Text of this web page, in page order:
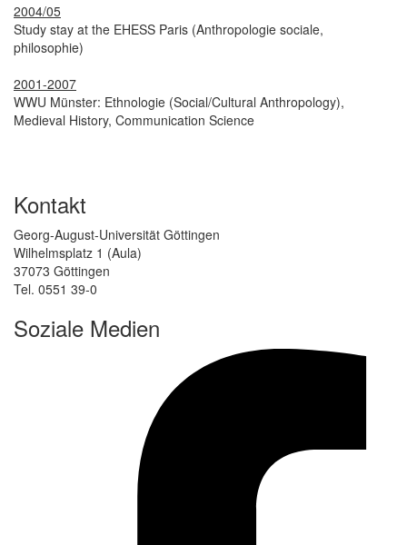
2004/05
Study stay at the EHESS Paris (Anthropologie sociale,
philosophie)
2001-2007
WWU Münster: Ethnologie (Social/Cultural Anthropology),
Medieval History, Communication Science
Kontakt
Georg-August-Universität Göttingen
Wilhelmsplatz 1 (Aula)
37073 Göttingen
Tel. 0551 39-0
Soziale Medien